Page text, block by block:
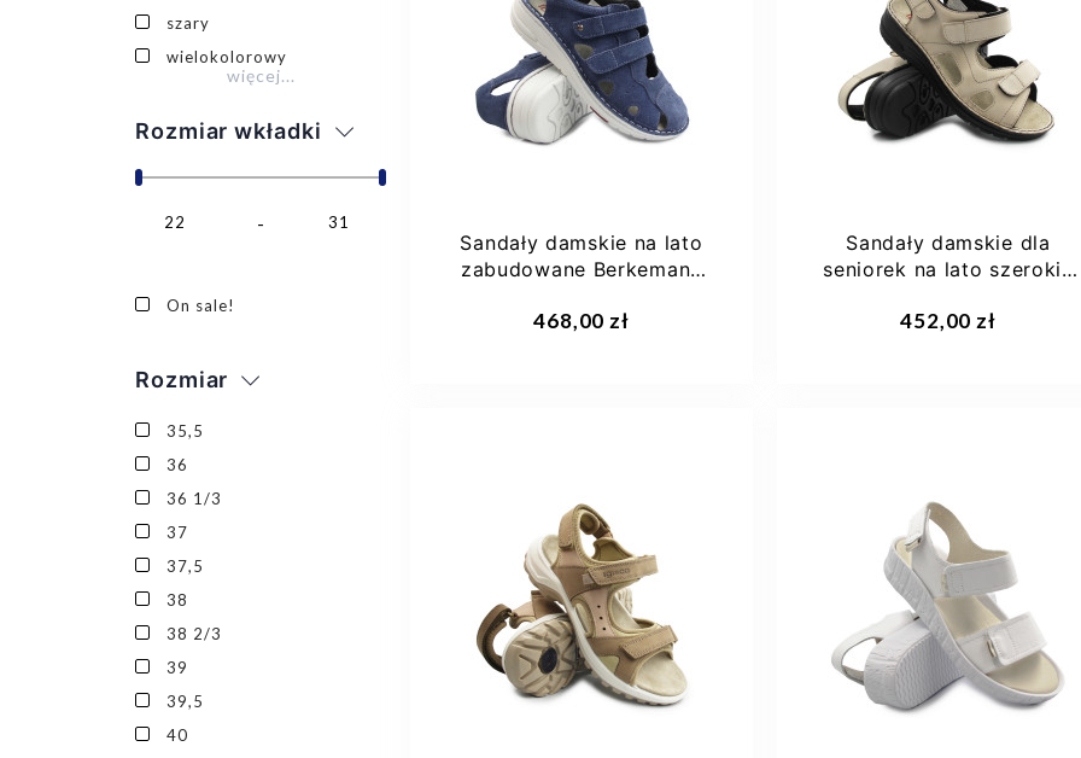
szary
wielokolorowy
więcej...
Rozmiar wkładki
22 31
On sale!
Rozmiar
35,5
36
36 1/3
37
37,5
38
38 2/3
39
39,5
40
38 39
37 38
41
Sandały damskie na lato
zabudowane Berkemann
468,00 zł
37,5 38
39,5
+1
Sandały damskie dla
seniorek na lato szerokie
452,00 zł
37 37,5
38 2/3
+3